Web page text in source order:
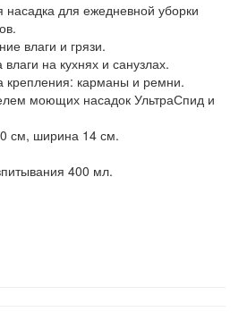
насадка для ежедневной уборки
влаги и грязи.
на кухнях и санузлах.
крепления: карманы и ремни.
моющих насадок УльтраСпид и
см, ширина 14 см.
400 мл.